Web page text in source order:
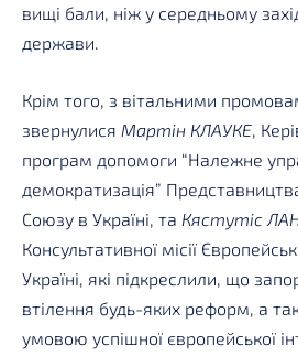
вищі бали, ніж у середньому
держави.
Крім того, з вітальними
звернулися Мартін КЛАУКЕ,
програм допомоги “Належне
демократизація”
Союзу в Україні, та Кястутіс
Консультативної місії
Україні, які підкреслили, що
втілення будь-яких реформ, а
умовою успішної європейської